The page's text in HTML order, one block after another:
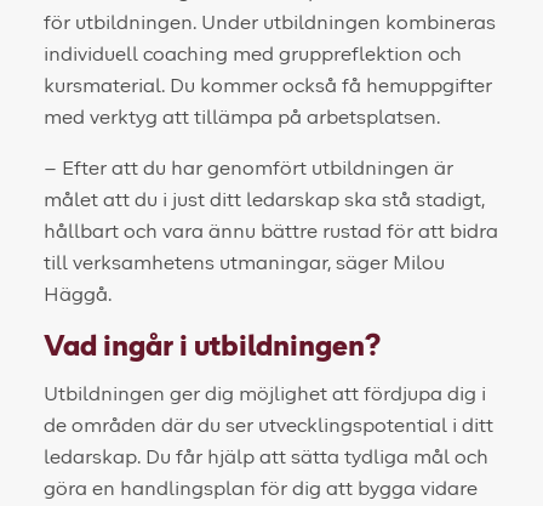
för utbildningen. Under utbildningen kombineras
individuell coaching med gruppreflektion och
kursmaterial. Du kommer också få hemuppgifter
med verktyg att tillämpa på arbetsplatsen.
– Efter att du har genomfört utbildningen är
målet att du i just ditt ledarskap ska stå stadigt,
hållbart och vara ännu bättre rustad för att bidra
till verksamhetens utmaningar, säger Milou
Häggå.
Vad ingår i utbildningen?
Utbildningen ger dig möjlighet att fördjupa dig i
de områden där du ser utvecklingspotential i ditt
ledarskap. Du får hjälp att sätta tydliga mål och
göra en handlingsplan för dig att bygga vidare